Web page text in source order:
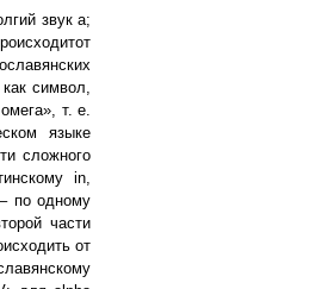
звук а;
символ,
т. е.
языке
сложного
in,
по одному
части
от